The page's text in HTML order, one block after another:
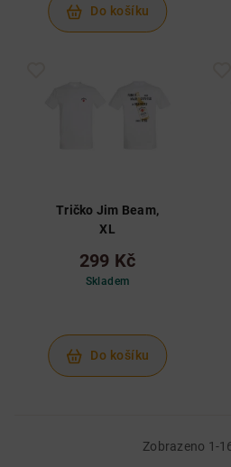
Do košíku
Tričko Jim Beam,
XL
299 Kč
Skladem
Do košíku
Zobrazeno 1-